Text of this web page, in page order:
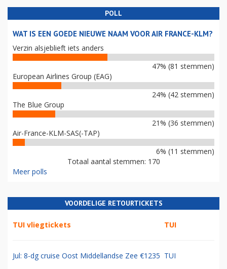
POLL
WAT IS EEN GOEDE NIEUWE NAAM VOOR AIR FRANCE-KLM?
Verzin alsjeblieft iets anders
47% (81 stemmen)
European Airlines Group (EAG)
24% (42 stemmen)
The Blue Group
21% (36 stemmen)
Air-France-KLM-SAS(-TAP)
6% (11 stemmen)
Totaal aantal stemmen: 170
Meer polls
VOORDELIGE RETOURTICKETS
TUI vliegtickets TUI
Jul: 8-dg cruise Oost Middellandse Zee €1235 TUI